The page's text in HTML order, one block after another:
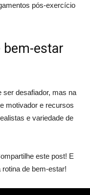
pós-exercício
bem-estar
ser desafiador, mas na
motivador e recursos
e variedade de
este post! E
de bem-estar!